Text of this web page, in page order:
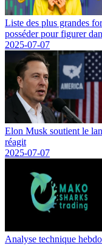
Liste des plus grandes
posséder pour figurer
2025-07-07
Elon Musk soutient le
réagit
2025-07-07
Analyse technique